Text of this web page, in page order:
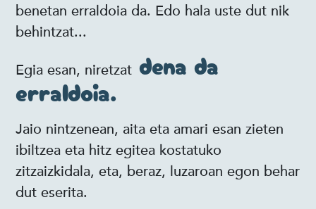
benetan erraldoia da. Edo hala uste dut nik
behintzat...
Egia esan, niretzat dena da
erraldoia.
Jaio nintzenean, aita eta amari esan zieten
ibiltzea eta hitz egitea kostatuko
zitzaizkidala, eta, beraz, luzaroan egon behar
dut eserita.